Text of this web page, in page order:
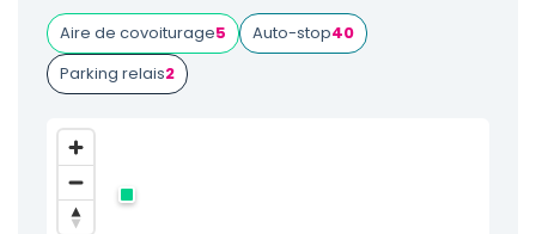
Aire de covoiturage5 Auto-stop40
Parking relais2